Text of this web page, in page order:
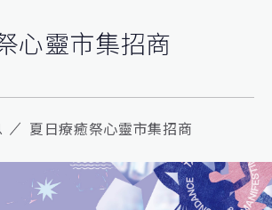
心靈市集招商
夏日療癒祭心靈市集招商